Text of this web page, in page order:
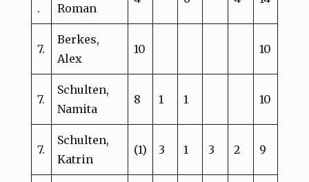
.
Roman
7.
Berkes,
Alex
10 10
7.
Schulten,
Namita
8 1 1 10
7.
Schulten,
Katrin
(1) 3 1 3 2 9